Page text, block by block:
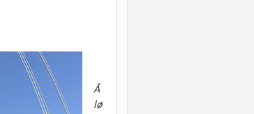
Å
lø